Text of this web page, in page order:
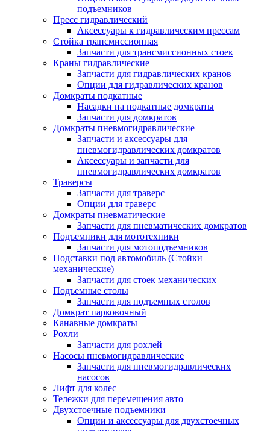
подъемников
Пресс гидравлический
Аксессуары к гидравлическим прессам
Стойка трансмиссионная
Запчасти для трансмиссионных стоек
Краны гидравлические
Запчасти для гидравлических кранов
Опции для гидравлических кранов
Домкраты подкатные
Насадки на подкатные домкраты
Запчасти для домкратов
Домкраты пневмогидравлические
Запчасти и аксессуары для
пневмогидравлических домкратов
Аксессуары и запчасти для
пневмогидравлических домкратов
Траверсы
Запчасти для траверс
Опции для траверс
Домкраты пневматические
Запчасти для пневматических домкратов
Подъемники для мототехники
Запчасти для мотоподъемников
Подставки под автомобиль (Стойки
механические)
Запчасти для стоек механических
Подъемные столы
Запчасти для подъемных столов
Домкрат парковочный
Канавные домкраты
Рохли
Запчасти для рохлей
Насосы пневмогидравлические
Запчасти для пневмогидравлических
насосов
Лифт для колес
Тележки для перемещения авто
Двухстоечные подъемники
Опции и аксессуары для двухстоечных